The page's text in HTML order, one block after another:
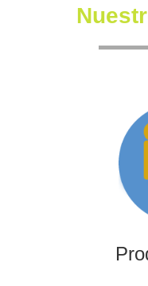
Somos una
altamente